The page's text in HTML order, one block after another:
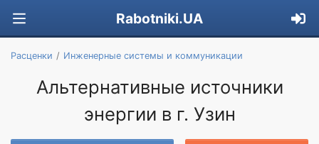
Rabotniki.UA
Расценки Инженерные системы и коммуникации
Альтернативные источники
энергии в г. Узин